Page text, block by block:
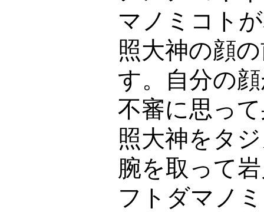
マノミコト
照大神の顔
す。自分の
不審に思っ
照大神をタ
腕を取って
フトダマノ